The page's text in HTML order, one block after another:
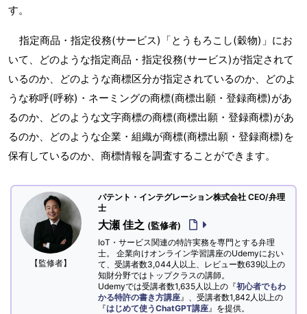
す。
指定商品・指定役務(サービス)「とうもろこし(穀物)」にお
いて、どのような指定商品・指定役務(サービス)が指定されて
いるのか、どのような商標区分が指定されているのか、どのよ
うな称呼(呼称)・ネーミングの商標(商標出願・登録商標)があ
るのか、どのような文字商標の商標(商標出願・登録商標)があ
るのか、どのような企業・組織が商標(商標出願・登録商標)を
保有しているのか、商標情報を調査することができます。
【監修者】
パテント・インテグレーション株式会社 CEO/弁理
士
大瀬 佳之 (監修者)
IoT・サービス関連の特許実務を専門とする弁理
士。 企業向けオンライン学習講座のUdemyにおい
て、受講者数3,044人以上、レビュー数639以上の
知財分野ではトップクラスの講師。
Udemyでは受講者数1,635人以上の『初心者でもわ
かる特許の書き方講座 』、受講者数1,842人以上の
『はじめて使うChatGPT講座 』を提供。